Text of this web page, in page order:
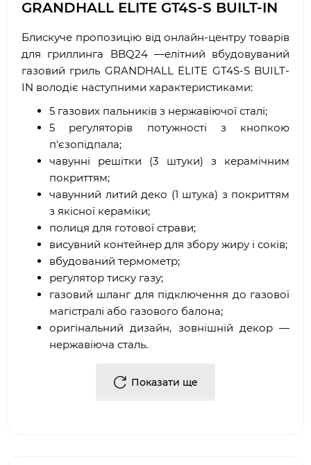
GRANDHALL ELITE GT4S-S BUILT-IN
Блискуче пропозицію від онлайн-центру товарів
для гриллинга BBQ24 —елітний вбудовуваний
газовий гриль GRANDHALL ELITE GT4S-S BUILT-
IN володіє наступними характеристиками:
5 газових пальників з нержавіючої сталі;
5 регуляторів потужності з кнопкою
п'єзопідпала;
чавунні решітки (3 штуки) з керамічним
покриттям;
чавунний литий деко (1 штука) з покриттям
з якісної кераміки;
полиця для готової страви;
висувний контейнер для збору жиру і соків;
вбудований термометр;
регулятор тиску газу;
газовий шланг для підключення до газової
магістралі або газового балона;
оригінальний дизайн, зовнішній декор —
нержавіюча сталь.
поверхня розігрівається протягом 1-2 хвилин,
Показати ще